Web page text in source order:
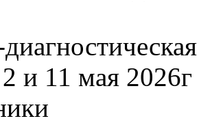
2 и 11 мая